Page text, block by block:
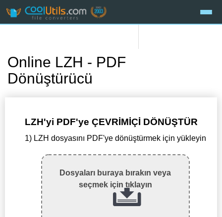
Online LZH - PDF
Dönüştürücü
LZH'yi PDF'ye ÇEVRİMİÇİ DÖNÜŞTÜR
1) LZH dosyasını PDF'ye dönüştürmek için yükleyin
Dosyaları buraya bırakın veya
seçmek için tıklayın